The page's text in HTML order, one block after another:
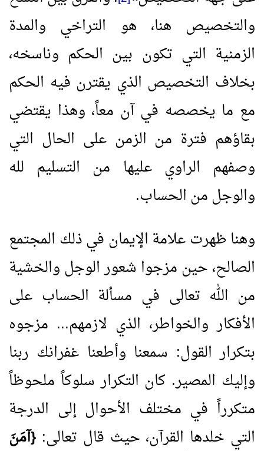
والتخصيص هنا، هو التراخي والمدة
الزمنية التي تكون بين الحكم وناسخه،
بخلاف التخصيص الذي يقترن فيه الحكم
مع ما يخصصه في آن معاً، وهذا يقتضي
بقاؤهم فترة من الزمن على الحال التي
وصفهم الراوي عليها من التسليم لله
والوجل من الحساب.
وهنا ظهرت علامة الإيمان في ذلك المجتمع
الصالح، حين مزجوا شعور الوجل والخشية
من الله تعالى في مسألة الحساب على
الأفكار والخواطر، الذي لازمهم... مزجوه
بتكرار القول: سمعنا وأطعنا غفرانك ربنا
وإليك المصير. كان التكرار سلوكاً ملحوظاً
متكرراً في مختلف الأحوال إلى الدرجة
التي خلدها القرآن، حيث قال تعالى: {آمَنَ